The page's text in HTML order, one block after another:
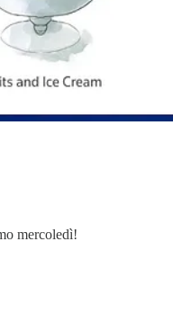
mercoledì!